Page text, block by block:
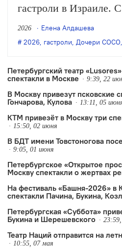
гастроли в Израиле.
здесь впервые будет
сокровище» —
Беркович.
2026
Елена Алдашева
2026, гастроли, Дочери СОСО,
Петербургский театр
спектакли в Москве
9:39, 22
В Москву привезут псковские
Гончарова, Кулова
13:11, 05
КТМ привезёт в Москву три
15:50, 02 июня
В БДТ имени Товстоногова
9:05, 01 июня
Петербургское «Открытое
Москву спектакли о жертвах
На фестиваль «Башня-2026» в
спектакли Пачина, Букина,
Петербургская «Суббота»
Букина и Шерешевского
Театр Наций отправится на
10:55, 07 мая